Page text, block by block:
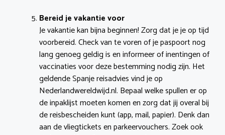
Bereid je vakantie voor
Je vakantie kan bijna beginnen! Zorg dat je je op tijd
voorbereid. Check van te voren of je paspoort nog
lang genoeg geldig is en informeer of inentingen of
vaccinaties voor deze bestemming nodig zijn. Het
geldende Spanje reisadvies vind je op
Nederlandwereldwijd.nl. Bepaal welke spullen er op
de inpaklijst moeten komen en zorg dat jij overal bij
de reisbescheiden kunt (app, mail, papier). Denk dan
aan de vliegtickets en parkeervouchers. Zoek ook